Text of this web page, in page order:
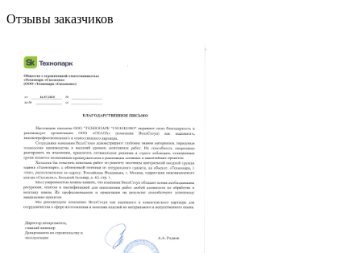
Отзывы заказчиков